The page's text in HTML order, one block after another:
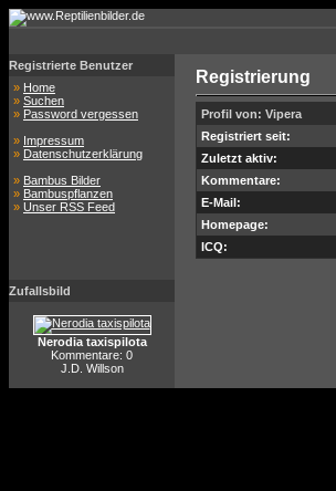
Registrierte Benutzer
» Home
» Suchen
» Password vergessen
» Impressum
» Datenschutzerklärung
» Bambus Bilder
» Bambuspflanzen
» Unser RSS Feed
Zufallsbild
Nerodia taxispilota
Kommentare: 0
J.D. Willson
Registrierung
Profil von: Vipera
Registriert seit:
Zuletzt aktiv:
Kommentare:
E-Mail:
Homepage:
ICQ: